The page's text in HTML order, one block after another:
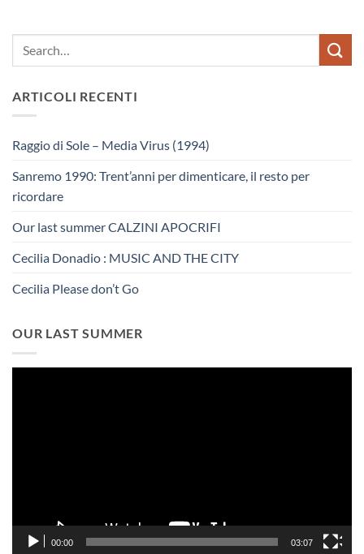
ARTICOLI RECENTI
Raggio di Sole – Media Virus (1994)
Sanremo 1990: Trent’anni per dimenticare, il resto per
ricordare
Our last summer CALZINI APOCRIFI
Cecilia Donadio : MUSIC AND THE CITY
Cecilia Please don’t Go
OUR LAST SUMMER
00:00 03:07